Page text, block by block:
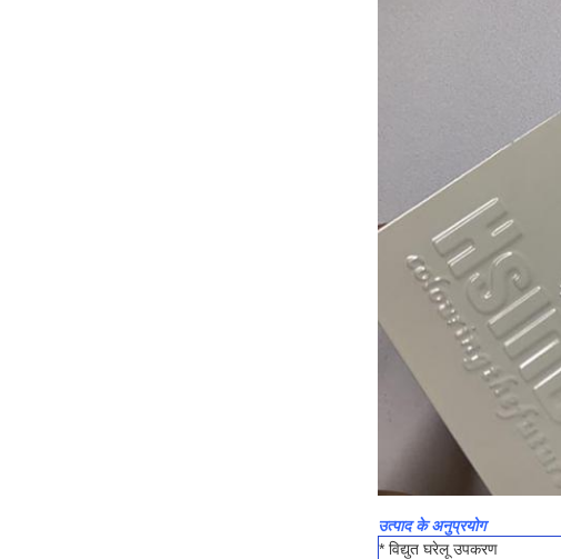
उत्पाद के अनुप्रयोग
* विद्युत घरेलू उपकरण